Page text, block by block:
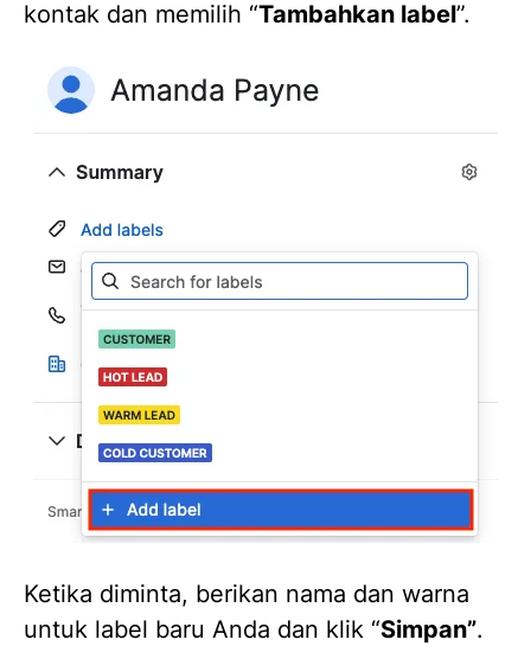
kontak dan memilih “Tambahkan label”.
Ketika diminta, berikan nama dan warna
untuk label baru Anda dan klik “Simpan”.